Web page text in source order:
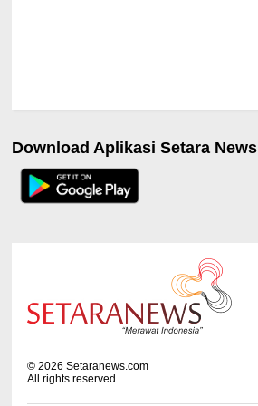
Download Aplikasi Setara News
©2026 Setaranews.com
All rights reserved.